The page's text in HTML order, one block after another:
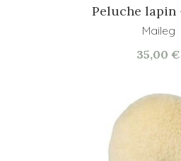
Peluche lapin
Maileg
35,00 €